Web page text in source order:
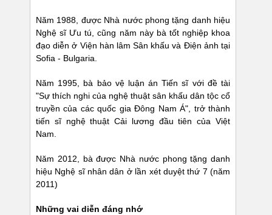
Năm 1988, được Nhà nước phong tặng danh hiệu
Nghệ sĩ Ưu tú, cũng năm này bà tốt nghiệp khoa
đạo diễn ở Viện hàn lâm Sân khấu và Điện ảnh tại
Sofia - Bulgaria.
Năm 1995, bà bảo vệ luận án Tiến sĩ với đề tài
"Sự thích nghi của nghệ thuật sân khấu dân tộc cổ
truyền của các quốc gia Đông Nam Á", trở thành
tiến sĩ nghệ thuật Cải lương đầu tiên của Việt
Nam.
Năm 2012, bà được Nhà nước phong tặng danh
hiệu Nghệ sĩ nhân dân ở lần xét duyệt thứ 7 (năm
2011)
Những vai diễn đáng nhớ